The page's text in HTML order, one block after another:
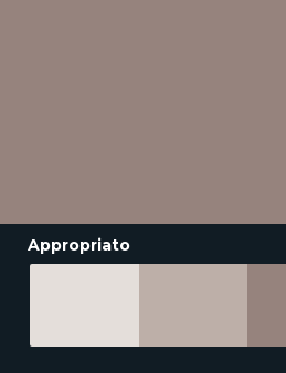
Appropriato